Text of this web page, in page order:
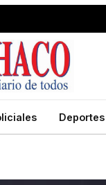
Deportes